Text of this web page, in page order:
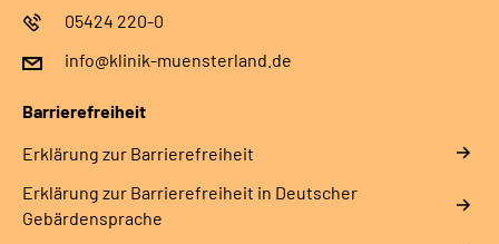
05424 220-0
info@klinik-muensterland.de
Barrierefreiheit
Erklärung zur Barrierefreiheit
Erklärung zur Barrierefreiheit in Deutscher
Gebärdensprache